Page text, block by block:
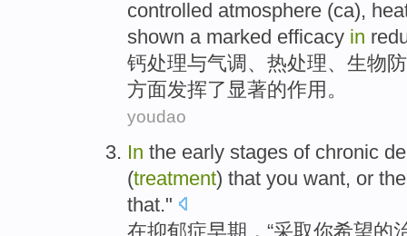
controlled atmosphere (ca),
shown a marked efficacy in
钙处理与气调、 热处理、 生物
方面发挥了 显著的作用。
youdao
In the early stages of chronic
(treatment) that you want, or
that."
在抑郁症早期 ，“采取你希望的